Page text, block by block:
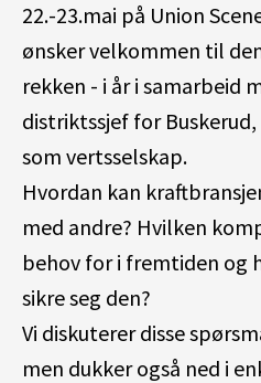
22.-23.mai på Union
ønsker velkommen til
rekken - i år i samarbeid
distriktssjef for
som vertsselskap.
Hvordan kan
med andre? Hvilken
behov for i fremtiden og
sikre seg den?
Vi diskuterer disse
men dukker også ned i